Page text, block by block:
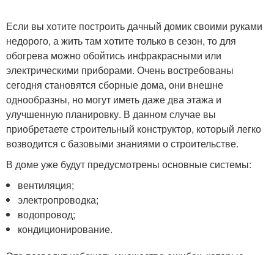
Если вы хотите построить дачный домик своими руками
недорого, а жить там хотите только в сезон, то для
обогрева можно обойтись инфракрасными или
электрическими приборами. Очень востребованы
сегодня становятся сборные дома, они внешне
однообразны, но могут иметь даже два этажа и
улучшенную планировку. В данном случае вы
приобретаете строительный конструктор, который легко
возводится с базовыми знаниями о строительстве.
В доме уже будут предусмотрены основные системы:
вентиляция;
электропроводка;
водопровод;
кондиционирование.